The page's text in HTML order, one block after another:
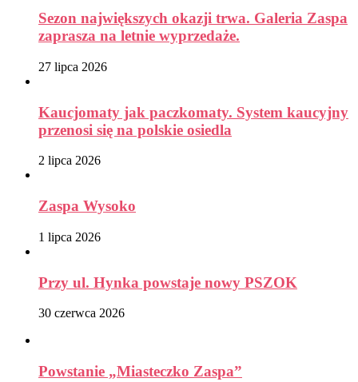
Sezon największych okazji trwa. Galeria Zaspa
zaprasza na letnie wyprzedaże.
27 lipca 2026
Kaucjomaty jak paczkomaty. System kaucyjny
przenosi się na polskie osiedla
2 lipca 2026
Zaspa Wysoko
1 lipca 2026
Przy ul. Hynka powstaje nowy PSZOK
30 czerwca 2026
Powstanie „Miasteczko Zaspa”